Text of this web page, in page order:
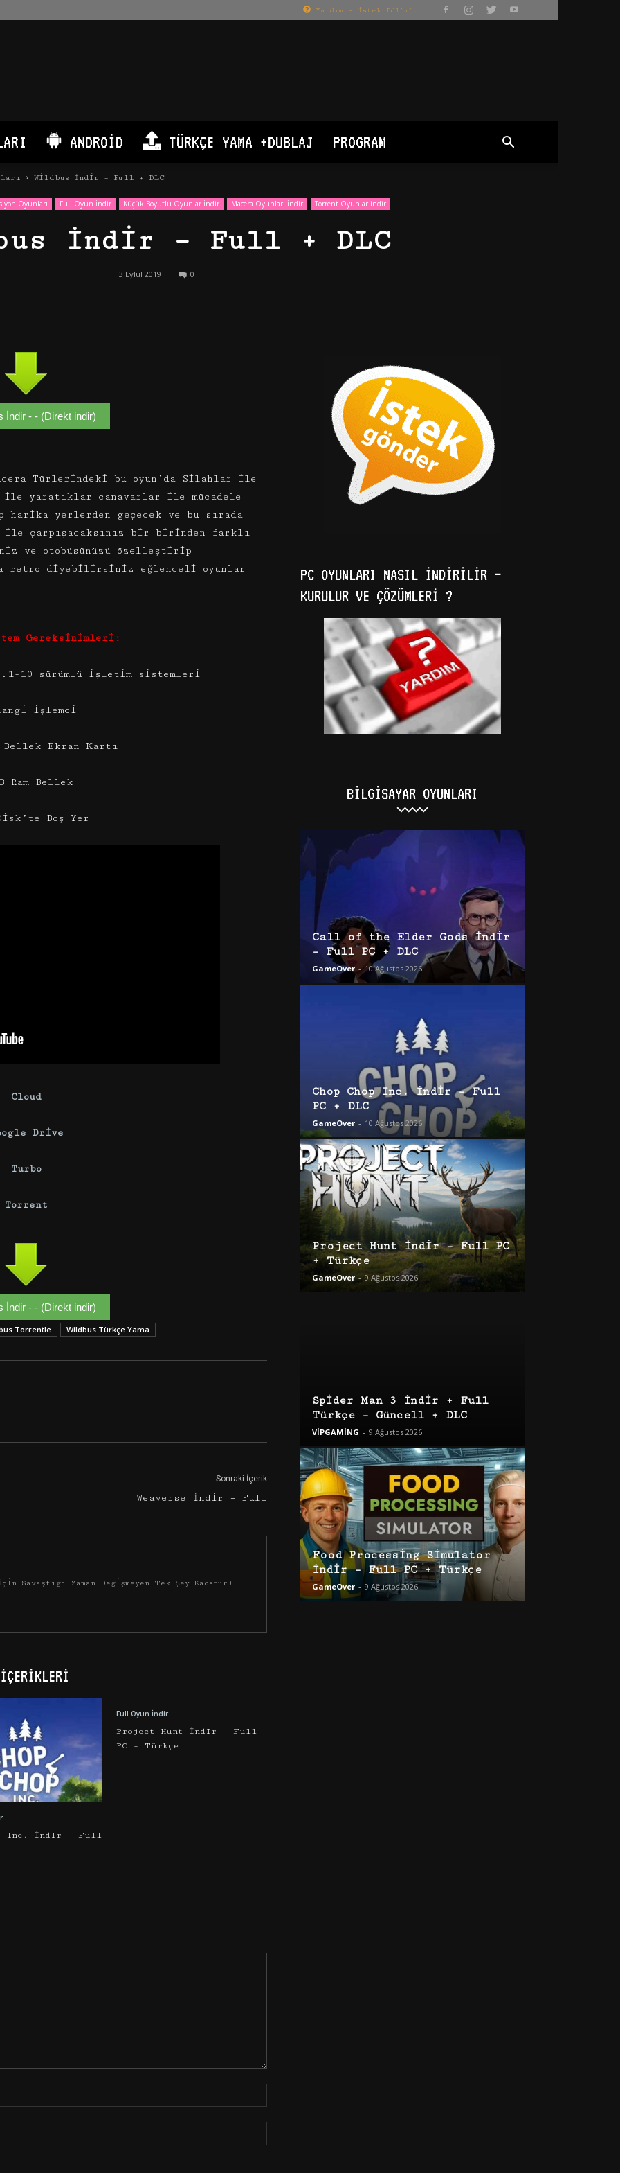
Yardım – İstek Bölümü
ANDROID TÜRKÇE YAMA +DUBLAJ PROGRAM
Wildbus İndir – Full + DLC
Oyunları Full Oyun İndir Küçük Boyutlu Oyunlar İndir Macera Oyunları İndir Torrent Oyunlar indir
İndir – Full + DLC
3 Eylül 2019 0
İndir - - (Direkt indir)
Türlerindeki bu oyun’da Silahlar ile
yaratıklar canavarlar ile mücadele
harika yerlerden geçecek ve bu sırada
ile çarpışacaksınız bir birinden farklı
ve otobüsünüzü özelleştirip
retro diyebilirsiniz eğlenceli oyunlar
Gereksinimleri:
8.1-10 sürümlü işletim sistemleri
işlemci
Bellek Ekran Kartı
Ram Bellek
Boş Yer
Cloud
Drive
Turbo
Torrent
İndir - - (Direkt indir)
Torrentle Wildbus Türkçe Yama
Sonraki İçerik
Weaverse İndir – Full
Savaştığı Zaman Değişmeyen Tek Şey Kaostur)
Inc. İndir – Full
Full Oyun İndir
Project Hunt İndir – Full
PC + Türkçe
PC OYUNLARI NASIL İNDIRILIR –
KURULUR VE ÇÖZÜMLERI ?
BILGISAYAR OYUNLARI
Call of the Elder Gods İndir
– Full PC + DLC
GameOver - 10 Ağustos 2026
Chop Chop Inc. İndir – Full
PC + DLC
GameOver - 10 Ağustos 2026
Project Hunt İndir – Full PC
+ Türkçe
GameOver - 9 Ağustos 2026
Spider Man 3 İndir + Full
Türkçe – Güncell + DLC
VİPGAMİNG - 9 Ağustos 2026
Food Processing Simulator
İndir – Full PC + Türkçe
GameOver - 9 Ağustos 2026